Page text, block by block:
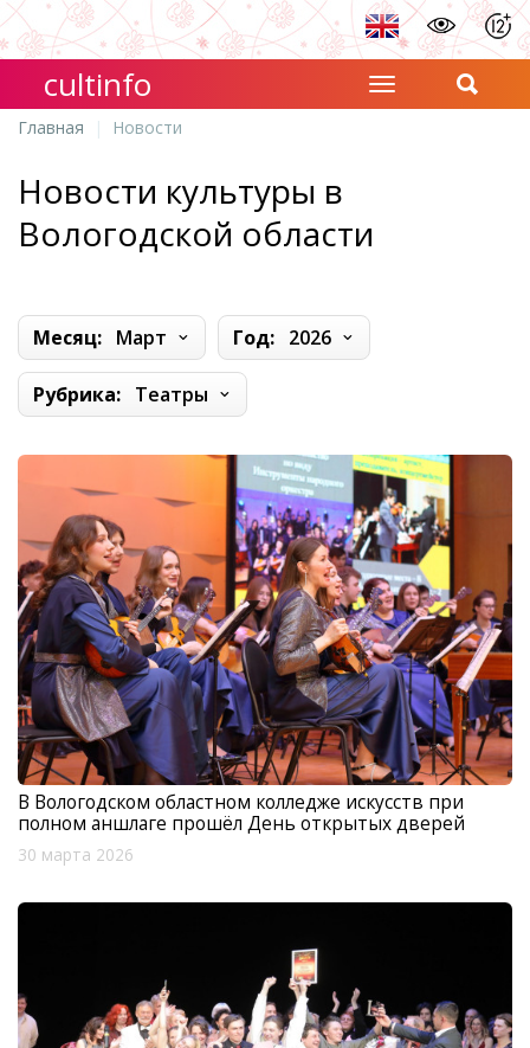
cultinfo
Главная Новости
Новости культуры в
Вологодской области
Месяц: Март Год: 2026
Рубрика: Театры
В Вологодском областном колледже искусств при
полном аншлаге прошёл День открытых дверей
30 марта 2026